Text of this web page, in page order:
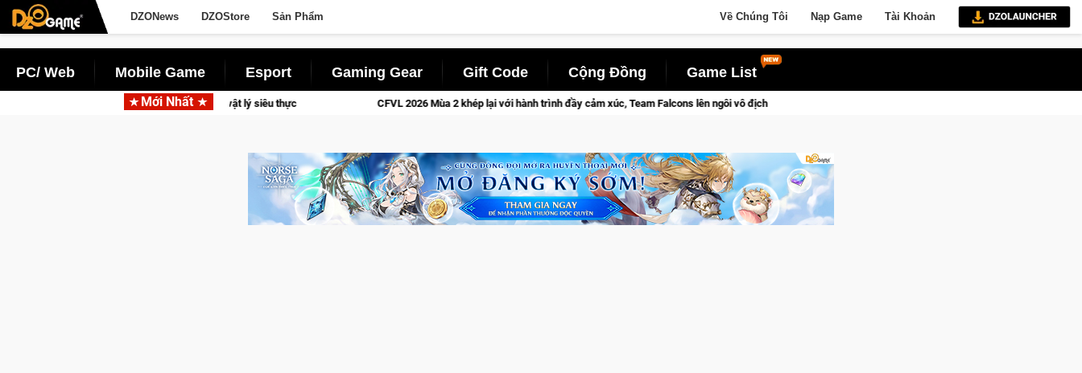
DZONews DZOStore Sản Phẩm Về Chúng Tôi Nạp Game Tài Khoản
PC/ Web Mobile Game Esport Gaming Gear Gift Code Cộng Đồng Game List
Mới Nhất
đua xe mô tô PvP sở hữu vật lý siêu thực CFVL 2026 Mùa 2 khép lại với hành trình đầy cảm xúc, Team Falcons lên ngôi vô địch Trở thành "Đại ca Mèo" khuấy đảo thế giới ngầm trong Cat Mafia